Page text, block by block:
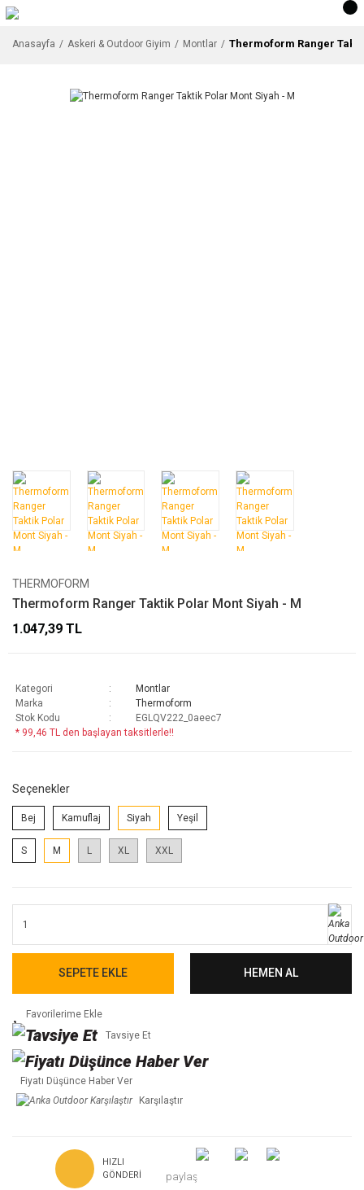
Anasayfa Askeri & Outdoor Giyim Montlar Thermoform Ranger
THERMOFORM
Thermoform Ranger Taktik Polar Mont Siyah - M
1.047,39 TL
Kategori
Montlar
Marka
Thermoform
Stok Kodu
EGLQV222_0aeec7
* 99,46 TL den başlayan taksitlerle!!
Seçenekler
Bej Kamuflaj Siyah Yeşil
S M L XL XXL
SEPETE EKLE HEMEN AL
Tavsiye Et
Fiyatı Düşünce Haber Ver
Karşılaştır
HIZLI
GÖNDERI
paylaş